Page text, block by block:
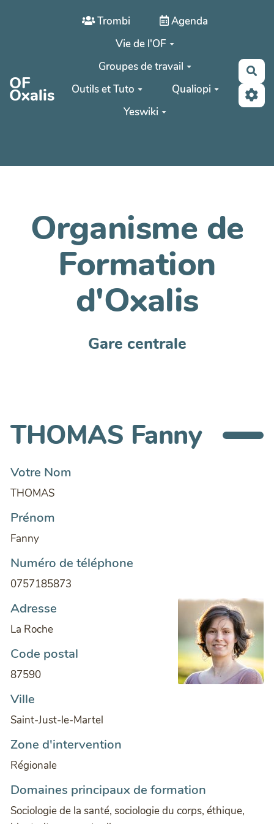
Aller au contenu principal
OF
Oxalis
Trombi
Agenda
Vie de l'OF
Groupes de travail
Outils et Tuto
Qualiopi
Yeswiki
Organisme de
Formation
d'Oxalis
Gare centrale
THOMAS Fanny
Votre Nom
THOMAS
Prénom
Fanny
Numéro de téléphone
0757185873
Adresse
La Roche
Code postal
87590
Ville
Saint-Just-le-Martel
Zone d'intervention
Régionale
Domaines principaux de formation
Sociologie de la santé, sociologie du corps, éthique,